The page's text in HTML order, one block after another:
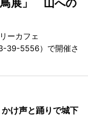
鳥展」 山への
ーカフェ
39-5556）で開催さ
け声と踊りで城下